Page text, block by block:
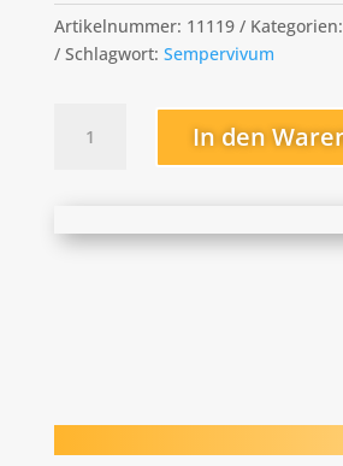
Artikelnummer: 11119 Kategorien:
Schlagwort: Sempervivum
Menge
In den